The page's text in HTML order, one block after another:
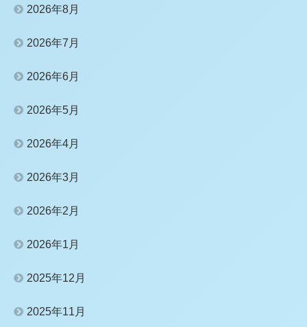
2026年8月
2026年7月
2026年6月
2026年5月
2026年4月
2026年3月
2026年2月
2026年1月
2025年12月
2025年11月